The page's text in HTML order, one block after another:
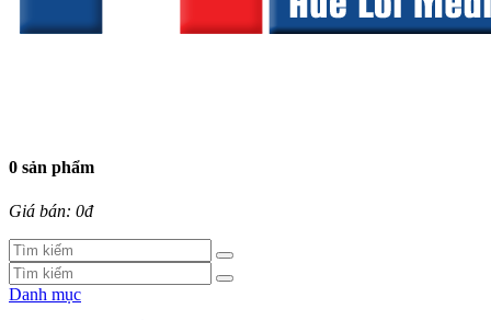
0 sản phẩm
Giá bán: 0đ
Danh mục